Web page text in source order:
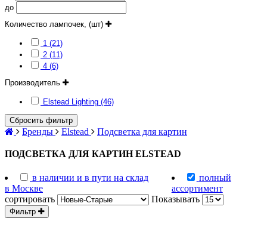
до
Количество лампочек, (шт)
1 (21)
2 (11)
4 (6)
Производитель
Elstead Lighting (46)
Сбросить фильтр
Бренды Elstead Подсветка для картин
ПОДСВЕТКА ДЛЯ КАРТИН ELSTEAD
в наличии и в пути на склад
в Москве
полный
ассортимент
сортировать
Показывать
Фильтр